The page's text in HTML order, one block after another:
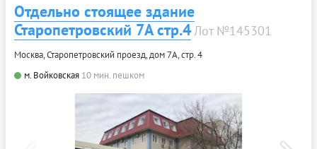
Отдельно стоящее здание
Старопетровский 7А стр.4 Лот №145301
Москва, Старопетровский проезд, дом 7А, стр. 4
м. Войковская 10 мин. пешком